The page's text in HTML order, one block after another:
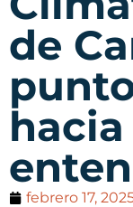
de
febrero 17,